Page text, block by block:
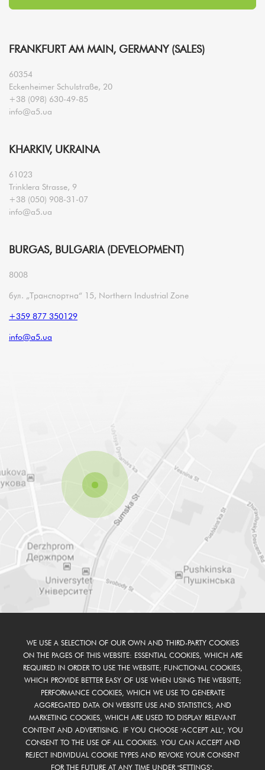
FRANKFURT AM MAIN, GERMANY (SALES)
60354
Eckenheimer Schulstraße, 20
+38 (098) 630-49-85
info@a5.ua
KHARKIV, UKRAINA
61023
Trinklera Strasse, 9
+38 (050) 908-31-07
info@a5.ua
BURGAS, BULGARIA (DEVELOPMENT)
8008
бул. „Транспортна“ 15, Northern Industrial Zone
+359 877 350129
info@a5.ua
WE USE A SELECTION OF OUR OWN AND THIRD-PARTY COOKIES
ON THE PAGES OF THIS WEBSITE: ESSENTIAL COOKIES, WHICH ARE
REQUIRED IN ORDER TO USE THE WEBSITE; FUNCTIONAL COOKIES,
WHICH PROVIDE BETTER EASY OF USE WHEN USING THE WEBSITE;
PERFORMANCE COOKIES, WHICH WE USE TO GENERATE
AGGREGATED DATA ON WEBSITE USE AND STATISTICS; AND
MARKETING COOKIES, WHICH ARE USED TO DISPLAY RELEVANT
CONTENT AND ADVERTISING. IF YOU CHOOSE "ACCEPT ALL", YOU
CONSENT TO THE USE OF ALL COOKIES. YOU CAN ACCEPT AND
REJECT INDIVIDUAL COOKIE TYPES AND REVOKE YOUR CONSENT
FOR THE FUTURE AT ANY TIME UNDER "SETTINGS".